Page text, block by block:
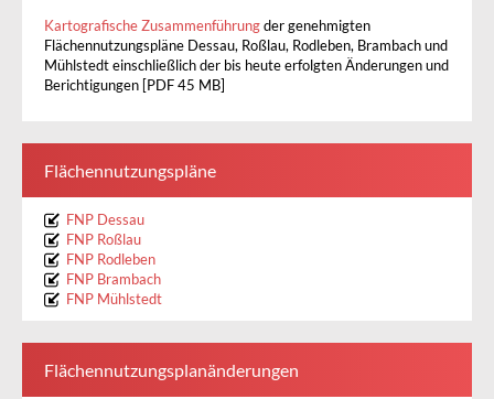
Kartografische Zusammenführung der genehmigten
Flächennutzungspläne Dessau, Roßlau, Rodleben, Brambach und
Mühlstedt einschließlich der bis heute erfolgten Änderungen und
Berichtigungen [PDF 45 MB]
Flächennutzungspläne
FNP Dessau
FNP Roßlau
FNP Rodleben
FNP Brambach
FNP Mühlstedt
Flächennutzungsplanänderungen